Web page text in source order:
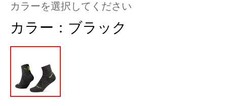
カラーを選択してください
カラー： ブラック